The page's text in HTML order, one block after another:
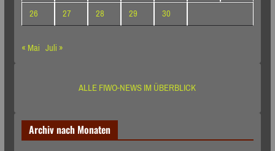
26
27 28 29
30
« Mai Juli »
ALLE FIWO-NEWS IM ÜBERBLICK
Archiv nach Monaten